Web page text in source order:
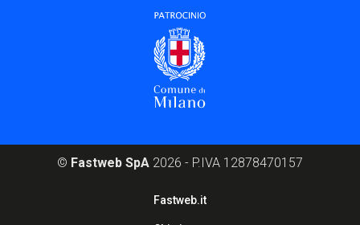
© Fastweb SpA 2026 - P.IVA 12878470157
Fastweb.it